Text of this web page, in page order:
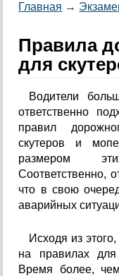
Главная →
Правила
для
Водители
ответственно
правил
скутеров и
размером
Соответственно,
что в свою
аварийных
Исходя из
на правилах
Время более,